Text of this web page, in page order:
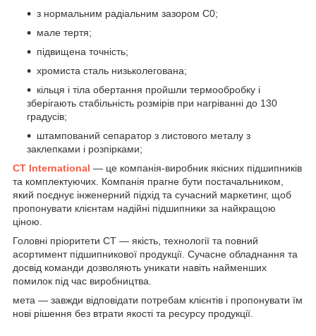
з нормальним радіальним зазором С0;
мале тертя;
підвищена точність;
хромиста сталь низьколегована;
кільця і тіла обертання пройшли термообробку і
зберігають стабільність розмірів при нагріванні до 130
градусів;
штампований сепаратор з листового металу з
заклепками і розпірками;
CT International — це компанія-виробник якісних підшипників
та комплектуючих. Компанія прагне бути постачальником,
який поєднує інженерний підхід та сучасний маркетинг, щоб
пропонувати клієнтам надійні підшипники за найкращою
ціною.
Головні пріоритети СТ — якість, технології та повний
асортимент підшипникової продукції. Сучасне обладнання та
досвід команди дозволяють уникати навіть найменших
помилок під час виробництва.
мета — завжди відповідати потребам клієнтів і пропонувати їм
нові рішення без втрати якості та ресурсу продукції.